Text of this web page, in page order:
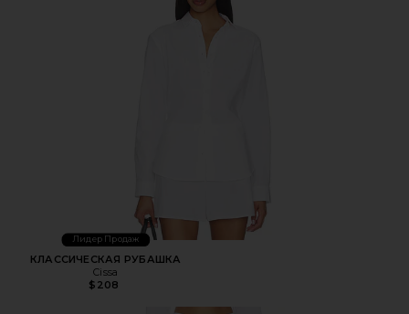
Лидер Продаж
КЛАССИЧЕСКАЯ РУБАШКА
Cissa
$208